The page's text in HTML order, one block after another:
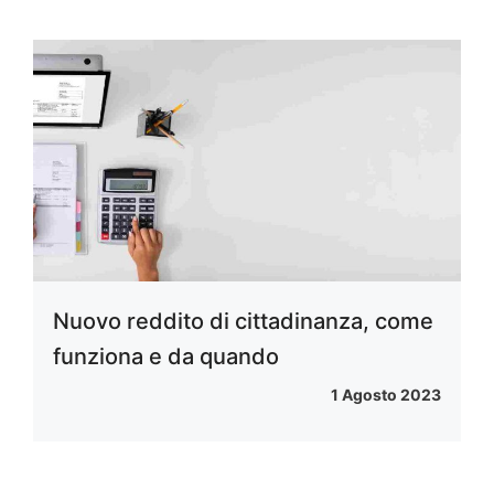
Nuovo reddito di cittadinanza, come
funziona e da quando
1 Agosto 2023